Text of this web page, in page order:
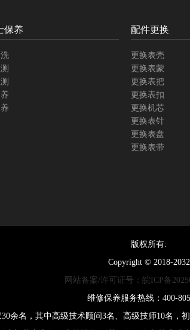
保养 配件更换
更换表壳
更换表蒙
更换表把
更换表扣
更换机芯
更换表针
更换表盘
更换表带
版权所有:
Copyright © 2018-2032
网站备案/许可证号：皖ICP备
维修保养服务热线：400-
余名，其中高级技术顾问3名、高级技师10名，